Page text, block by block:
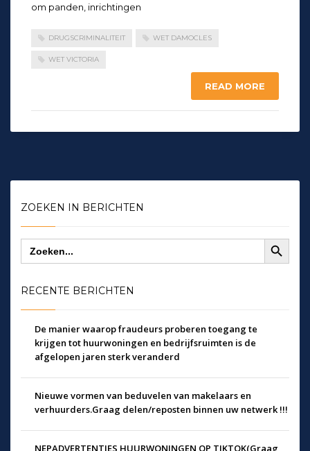
om panden, inrichtingen
DRUGSCRIMINALITEIT WET DAMOCLES
WET VICTORIA
READ MORE
ZOEKEN IN BERICHTEN
Zoek
naar:
Zoekknop
RECENTE BERICHTEN
De manier waarop fraudeurs proberen toegang
te krijgen tot huurwoningen en bedrijfsruimten
is de afgelopen jaren sterk veranderd
Nieuwe vormen van beduvelen van makelaars en
verhuurders.Graag delen/reposten binnen uw